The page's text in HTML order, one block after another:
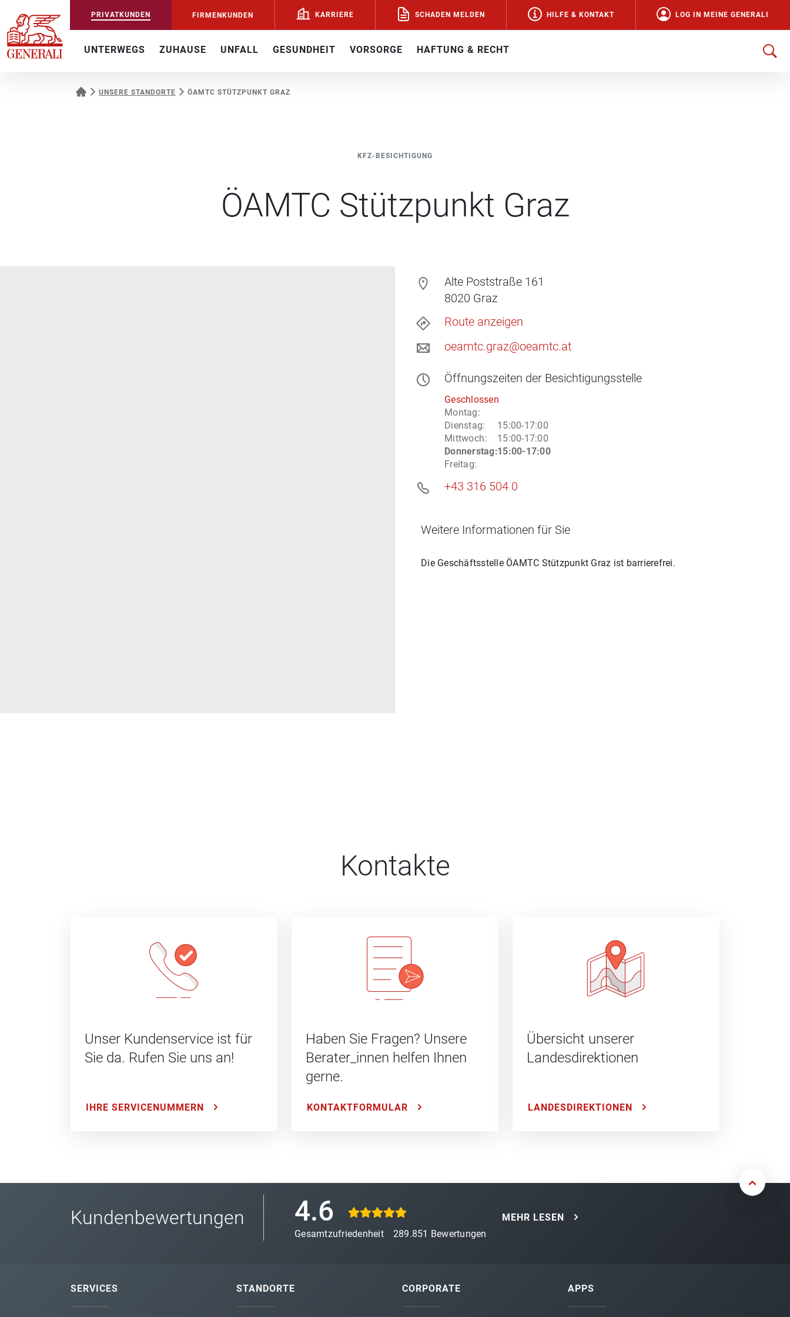
PRIVATKUNDEN FIRMENKUNDEN KARRIERE SCHADEN MELDEN HILFE & KONTAKT LOG IN MEINE GENERALI
UNTERWEGS ZUHAUSE UNFALL GESUNDHEIT VORSORGE HAFTUNG & RECHT
UNSERE STANDORTE ÖAMTC STÜTZPUNKT GRAZ
KFZ-BESICHTIGUNG
ÖAMTC Stützpunkt Graz
Alte Poststraße 161
8020 Graz
Route anzeigen
oeamtc.graz@oeamtc.at
Öffnungszeiten der Besichtigungsstelle
Geschlossen
Montag:
Dienstag:
15:00-17:00
Mittwoch:
15:00-17:00
Donnerstag:15:00-17:00
Freitag:
+43 316 504 0
Weitere Informationen für Sie
Die Geschäftsstelle ÖAMTC Stützpunkt Graz ist barrierefrei.
Kontakte
Unser Kundenservice ist für
Sie da. Rufen Sie uns an!
IHRE SERVICENUMMERN
Haben Sie Fragen? Unsere
Berater_innen helfen Ihnen
gerne.
KONTAKTFORMULAR
Übersicht unserer
Landesdirektionen
LANDESDIREKTIONEN
Kundenbewertungen 4.6
Gesamtzufriedenheit 289.851 Bewertungen
MEHR LESEN
SERVICES STANDORTE CORPORATE APPS